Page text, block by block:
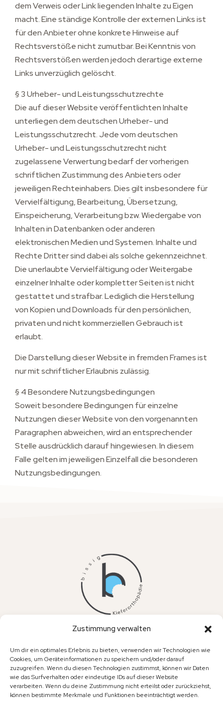
Zustimmung verwalten
Um dir ein optimales Erlebnis zu bieten, verwenden wir Technologien wie
Cookies, um Geräteinformationen zu speichern und/oder darauf
zuzugreifen. Wenn du diesen Technologien zustimmst, können wir Daten
wie das Surfverhalten oder eindeutige IDs auf dieser Website
verarbeiten. Wenn du deine Zustimmung nicht erteilst oder zurückziehst,
können bestimmte Merkmale und Funktionen beeinträchtigt werden.
dem Verweis oder Link liegenden Inhalte zu Eigen
macht. Eine ständige Kontrolle der externen Links ist
für den Anbieter ohne konkrete Hinweise auf
Rechtsverstöße nicht zumutbar. Bei Kenntnis von
Rechtsverstößen werden jedoch derartige externe
Links unverzüglich gelöscht.
§ 3 Urheber- und Leistungsschutzrechte
Die auf dieser Website veröffentlichten Inhalte
unterliegen dem deutschen Urheber- und
Leistungsschutzrecht. Jede vom deutschen
Urheber- und Leistungsschutzrecht nicht
zugelassene Verwertung bedarf der vorherigen
schriftlichen Zustimmung des Anbieters oder
jeweiligen Rechteinhabers. Dies gilt insbesondere für
Vervielfältigung, Bearbeitung, Übersetzung,
Einspeicherung, Verarbeitung bzw. Wiedergabe von
Inhalten in Datenbanken oder anderen
elektronischen Medien und Systemen. Inhalte und
Rechte Dritter sind dabei als solche gekennzeichnet.
Die unerlaubte Vervielfältigung oder Weitergabe
einzelner Inhalte oder kompletter Seiten ist nicht
gestattet und strafbar. Lediglich die Herstellung
von Kopien und Downloads für den persönlichen,
privaten und nicht kommerziellen Gebrauch ist
erlaubt.
Die Darstellung dieser Website in fremden Frames ist
nur mit schriftlicher Erlaubnis zulässig.
§ 4 Besondere Nutzungsbedingungen
Soweit besondere Bedingungen für einzelne
Nutzungen dieser Website von den vorgenannten
Paragraphen abweichen, wird an entsprechender
Stelle ausdrücklich darauf hingewiesen. In diesem
Falle gelten im jeweiligen Einzelfall die besonderen
Nutzungsbedingungen.
bissig.
Fachpraxis für Kieferorthopädie Dr. Maximilian Bock
Dalbergstr. 29
36037 Fulda
team@bissig-kfo.de